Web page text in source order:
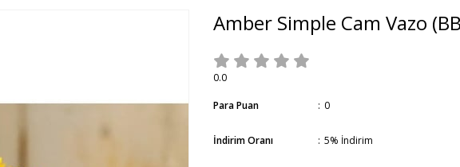
Amber Simple Cam Vazo
0.0
Para Puan : 0
İndirim Oranı : %
5 İndirim